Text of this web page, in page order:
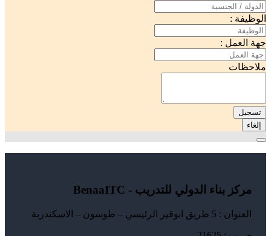
الوظيفة :
جهة العمل :
ملاحظات
تسجيل
إلغاء
مركز بناء الدولي للتدريب - BenaaITC
العنوان : 5 طريق ابوقير الرئيسي – طوسون – الاسكندرية